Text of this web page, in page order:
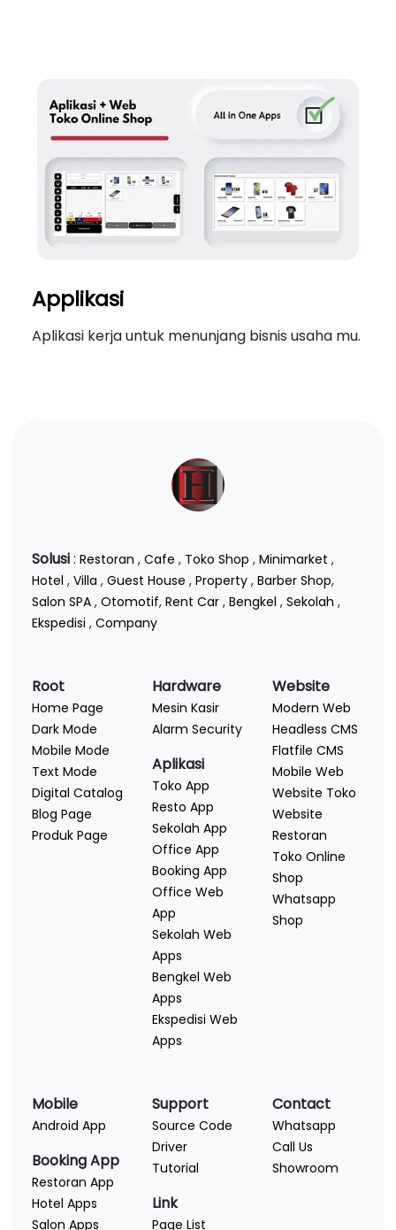
Applikasi
Aplikasi kerja untuk menunjang bisnis usaha mu.
Solusi: Restoran , Cafe , Toko Shop , Minimarket ,
Hotel , Villa , Guest House , Property , Barber Shop,
Salon SPA , Otomotif, Rent Car , Bengkel , Sekolah ,
Ekspedisi , Company
Root
Home Page
Dark Mode
Mobile Mode
Text Mode
Digital Catalog
Blog Page
Produk Page
Hardware
Mesin Kasir
Alarm Security
Aplikasi
Toko App
Resto App
Sekolah App
Office App
Booking App
Office Web
App
Sekolah Web
Apps
Bengkel Web
Apps
Ekspedisi Web
Apps
Website
Modern Web
Headless CMS
Flatfile CMS
Mobile Web
Website Toko
Website
Restoran
Toko Online
Shop
Whatsapp
Shop
Mobile
Android App
Booking App
Restoran App
Hotel Apps
Salon Apps
Support
Source Code
Driver
Tutorial
Link
Page List
Contact
Whatsapp
Call Us
Showroom